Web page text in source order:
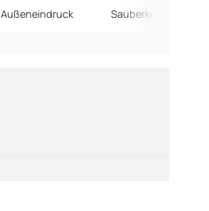
Außeneindruck Sauberkeit